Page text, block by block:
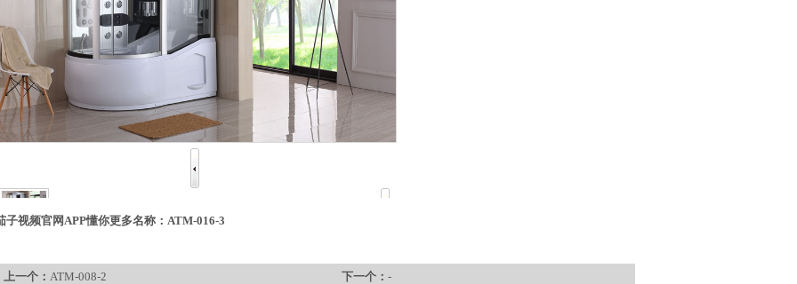
子视频官网APP懂你更多名称： ATM-016-3
下一个： -
上一个： ATM-008-2